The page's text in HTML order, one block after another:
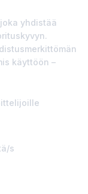
yhdistää
käyttöön –
s